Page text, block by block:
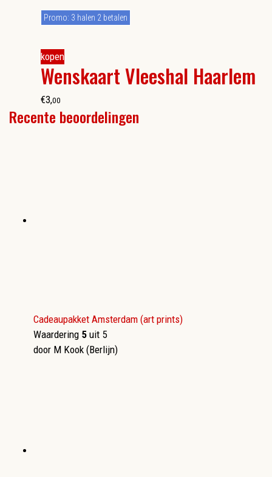
kopen
Wenskaart Vleeshal Haarlem
Promo: 3 halen 2 betalen
€3,00
Recente beoordelingen
Cadeaupakket Amsterdam (art prints)
Waardering 5 uit 5
door M Kook (Berlijn)